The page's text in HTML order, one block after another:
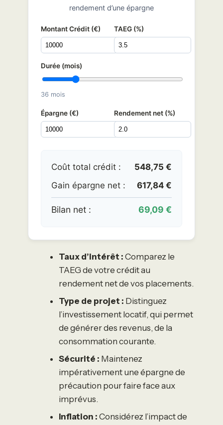
rendement d’une épargne
Montant Crédit (€) TAEG (%)
Durée (mois)
36 mois
Épargne (€) Rendement net (%)
Coût total crédit :
548,75 €
Gain épargne net :
617,84 €
Bilan net : 69,09 €
Taux d’intérêt : Comparez le
TAEG de votre crédit au
rendement net de vos placements.
Type de projet : Distinguez
l’investissement locatif, qui permet
de générer des revenus, de la
consommation courante.
Sécurité : Maintenez
impérativement une épargne de
précaution pour faire face aux
imprévus.
Inflation : Considérez l’impact de